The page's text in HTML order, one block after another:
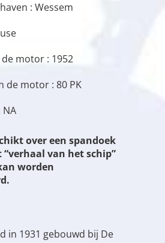
: Wessem
motor : 1952
de motor : 80 PK
NA
over een spandoek
van het schip”
worden
in 1931 gebouwd bij De